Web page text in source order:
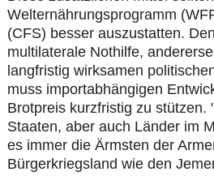
Welternährungsprogramm
(CFS) besser auszustatten.
multilaterale Nothilfe,
langfristig wirksamen
muss importabhängigen
Brotpreis kurzfristig zu
Staaten, aber auch Länder im
es immer die Ärmsten der
Bürgerkriegsland wie den